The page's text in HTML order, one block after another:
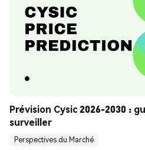
Prévision Cysic 2026-2030 :
surveiller
Perspectives du Marché